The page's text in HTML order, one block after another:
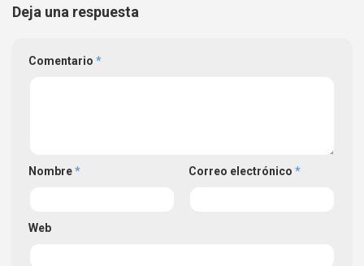
Deja una respuesta
Comentario *
Nombre* Correo electrónico *
Web